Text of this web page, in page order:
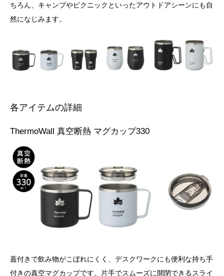
ちろん、キャンプやピクニックといったアウトドアシーンにも自
然になじみます。
各アイテムの詳細
ThermoWall 真空断熱 マグカップ330
蓋付きで飲み物がこぼれにくく、デスクワークにも便利な持ち手
付きの真空マグカップです。片手でスムーズに開閉できるスライ